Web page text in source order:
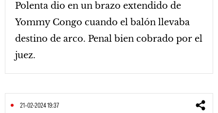
Polenta dio en un brazo extendido de
Yommy Congo cuando el balón llevaba
destino de arco. Penal bien cobrado por el
juez.
21-02-2024 19:37